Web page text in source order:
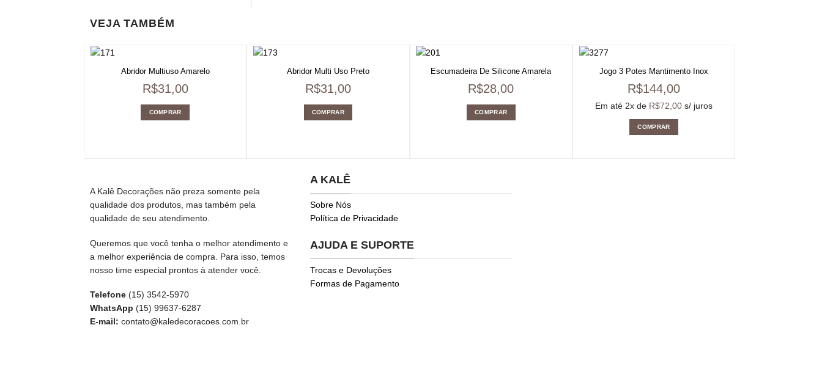
VEJA TAMBÉM
Abridor Multiuso Amarelo
R$31,00
COMPRAR
Abridor Multi Uso Preto
R$31,00
COMPRAR
Escumadeira De Silicone Amarela
R$28,00
COMPRAR
Jogo 3 Potes Mantimento Inox
R$144,00
Em até 2x de R$72,00 s/ juros
COMPRAR
A Kalê Decorações não preza somente pela
qualidade dos produtos, mas também pela
qualidade de seu atendimento.
Queremos que você tenha o melhor atendimento e
a melhor experiência de compra. Para isso, temos
nosso time especial prontos à atender você.
Telefone (15) 3542-5970
WhatsApp (15) 99637-6287
E-mail: contato@kaledecoracoes.com.br
A KALÊ
Sobre Nós
Política de Privacidade
AJUDA E SUPORTE
Trocas e Devoluções
Formas de Pagamento